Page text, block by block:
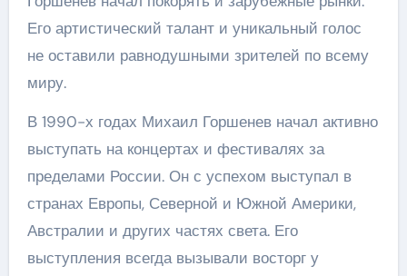
Его артистический талант и уникальный голос
не оставили равнодушными зрителей по всему
миру.
В 1990-х годах Михаил Горшенев начал активно
выступать на концертах и фестивалях за
пределами России. Он с успехом выступал в
странах Европы, Северной и Южной Америки,
Австралии и других частях света. Его
выступления всегда вызывали восторг у